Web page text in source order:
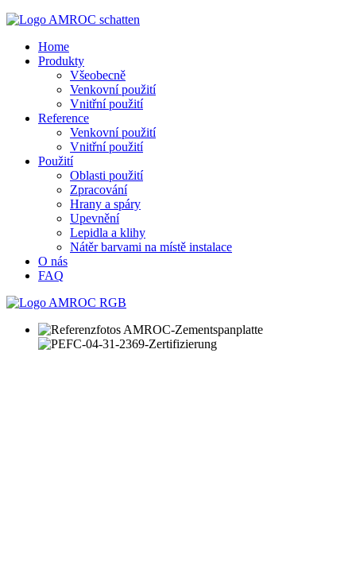
Home
Produkty
Všeobecně
Venkovní použití
Vnitřní použití
Reference
Venkovní použití
Vnitřní použití
Použití
Oblasti použití
Zpracování
Hrany a spáry
Upevnění
Lepidla a klihy
Nátěr barvami na místě instalace
O nás
FAQ